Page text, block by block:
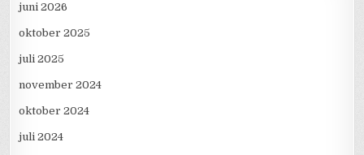
juni 2026
oktober 2025
juli 2025
november 2024
oktober 2024
juli 2024